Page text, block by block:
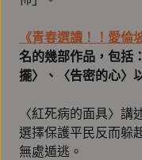
《青春選讀！！愛倫
名的幾部作品，包括
擺〉、〈告密的心〉
〈紅死病的面具〉講
選擇保護平民反而躲
無處遁逃。